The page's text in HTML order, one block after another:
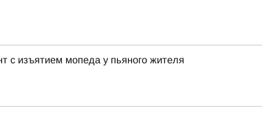
с изъятием мопеда у пьяного жителя